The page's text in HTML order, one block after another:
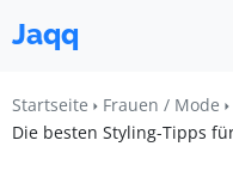
Jaqq
Startseite
Frauen / Mode
Die besten Styling-Tipps